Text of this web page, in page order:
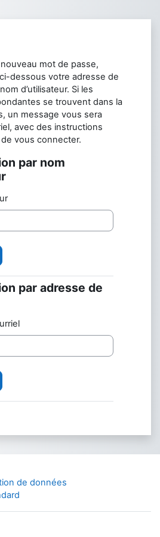
mot de passe,
dessous votre adresse de
d’utilisateur. Si les
se trouvent dans la
un message vous sera
avec des instructions
vous connecter.
par nom d’utilisateur
par nom
par adresse de courriel
par adresse de
de données